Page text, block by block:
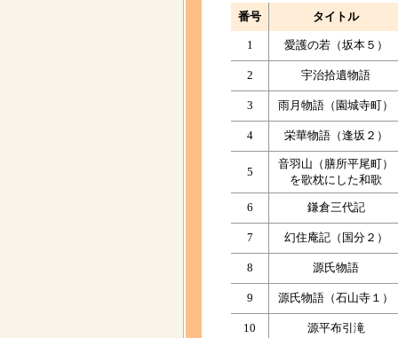
番号 タイトル
1 愛護の若（坂本５）
2 宇治拾遺物語
3 雨月物語（園城寺町）
4 栄華物語（逢坂２）
5
音羽山（膳所平尾町）
を歌枕にした和歌
6 鎌倉三代記
7 幻住庵記（国分２）
8 源氏物語
9 源氏物語（石山寺１）
10 源平布引滝